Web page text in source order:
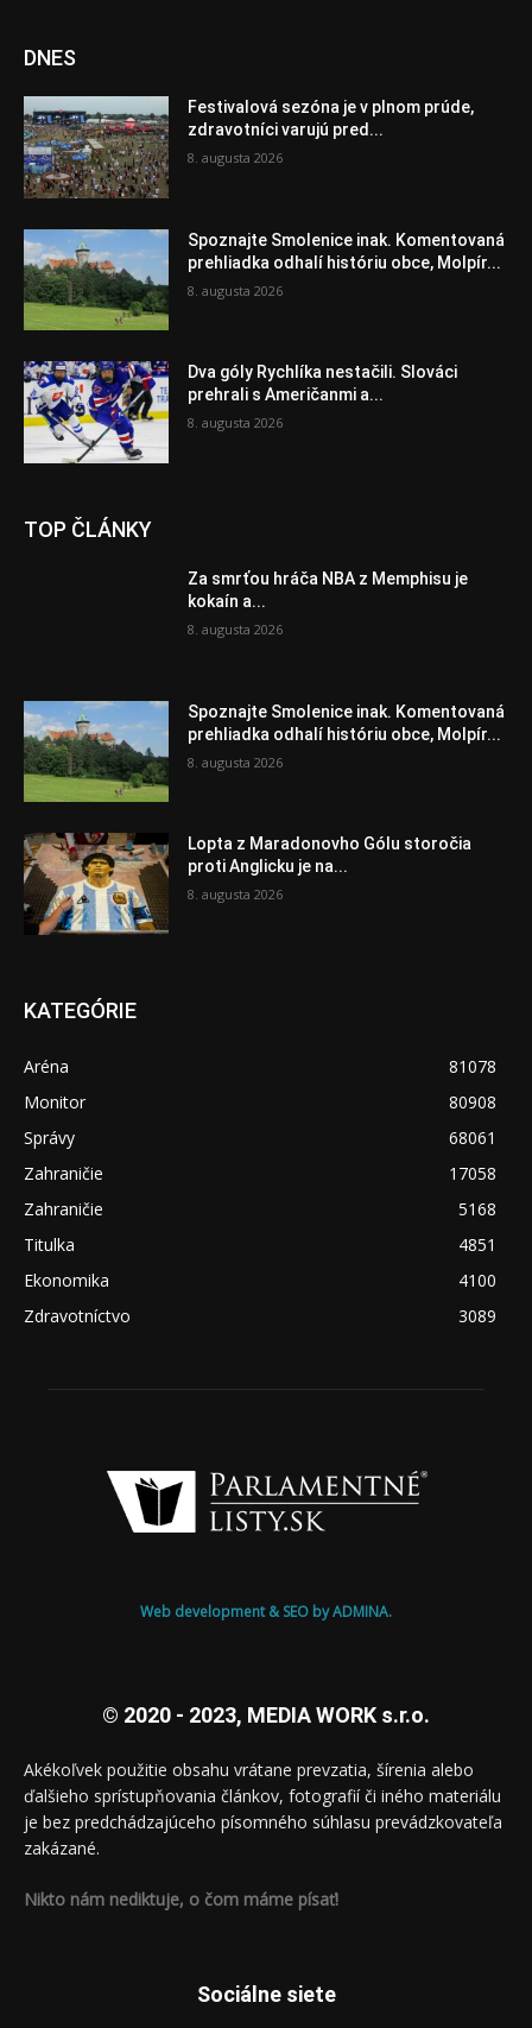
DNES
Festivalová sezóna je v plnom prúde,
zdravotníci varujú pred...
8. augusta 2026
Spoznajte Smolenice inak. Komentovaná
prehliadka odhalí históriu obce, Molpír...
8. augusta 2026
Dva góly Rychlíka nestačili. Slováci
prehrali s Američanmi a...
8. augusta 2026
TOP ČLÁNKY
Za smrťou hráča NBA z Memphisu je
kokaín a...
8. augusta 2026
Spoznajte Smolenice inak. Komentovaná
prehliadka odhalí históriu obce, Molpír...
8. augusta 2026
Lopta z Maradonovho Gólu storočia
proti Anglicku je na...
8. augusta 2026
KATEGÓRIE
Aréna
81078
Monitor
80908
Správy
68061
Zahraničie
17058
Zahraničie
5168
Titulka
4851
Ekonomika
4100
Zdravotníctvo
3089
Web development & SEO by ADMINA.
© 2020 - 2023, MEDIA WORK s.r.o.
Akékoľvek použitie obsahu vrátane prevzatia, šírenia alebo
ďalšieho sprístupňovania článkov, fotografií či iného materiálu
je bez predchádzajúceho písomného súhlasu prevádzkovateľa
zakázané.
Nikto nám nediktuje, o čom máme písať!
Sociálne siete